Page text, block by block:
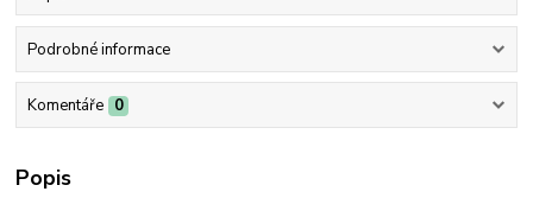
Podrobné informace
Komentáře 0
Popis